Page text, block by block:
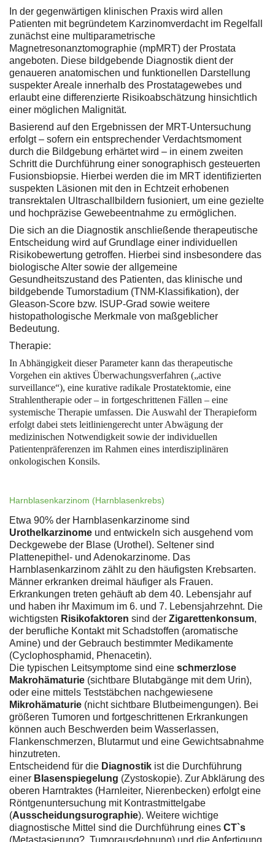
In der gegenwärtigen klinischen Praxis wird allen
Patienten mit begründetem Karzinomverdacht im Regelfall
zunächst eine multiparametrische
Magnetresonanztomographie (mpMRT) der Prostata
angeboten. Diese bildgebende Diagnostik dient der
genaueren anatomischen und funktionellen Darstellung
suspekter Areale innerhalb des Prostatagewebes und
erlaubt eine differenzierte Risikoabschätzung hinsichtlich
einer möglichen Malignität.
Basierend auf den Ergebnissen der MRT-Untersuchung
erfolgt – sofern ein entsprechender Verdachtsmoment
durch die Bildgebung erhärtet wird – in einem zweiten
Schritt die Durchführung einer sonographisch gesteuerten
Fusionsbiopsie. Hierbei werden die im MRT identifizierten
suspekten Läsionen mit den in Echtzeit erhobenen
transrektalen Ultraschallbildern fusioniert, um eine gezielte
und hochpräzise Gewebeentnahme zu ermöglichen.
Die sich an die Diagnostik anschließende therapeutische
Entscheidung wird auf Grundlage einer individuellen
Risikobewertung getroffen. Hierbei sind insbesondere das
biologische Alter sowie der allgemeine
Gesundheitszustand des Patienten, das klinische und
bildgebende Tumorstadium (TNM-Klassifikation), der
Gleason-Score bzw. ISUP-Grad sowie weitere
histopathologische Merkmale von maßgeblicher
Bedeutung.
Therapie:
In Abhängigkeit dieser Parameter kann das therapeutische
Vorgehen ein aktives Überwachungsverfahren („active
surveillance“), eine kurative radikale Prostatektomie, eine
Strahlentherapie oder – in fortgeschrittenen Fällen – eine
systemische Therapie umfassen. Die Auswahl der Therapieform
erfolgt dabei stets leitliniengerecht unter Abwägung der
medizinischen Notwendigkeit sowie der individuellen
Patientenpräferenzen im Rahmen eines interdisziplinären
onkologischen Konsils.
Harnblasenkarzinom (Harnblasenkrebs)
Etwa 90% der Harnblasenkarzinome sind
Urothelkarzinome und entwickeln sich ausgehend vom
Deckgewebe der Blase (Urothel). Seltener sind
Plattenepithel- und Adenokarzinome. Das
Harnblasenkarzinom zählt zu den häufigsten Krebsarten.
Männer erkranken dreimal häufiger als Frauen.
Erkrankungen treten gehäuft ab dem 40. Lebensjahr auf
und haben ihr Maximum im 6. und 7. Lebensjahrzehnt. Die
wichtigsten Risikofaktoren sind der Zigarettenkonsum,
der berufliche Kontakt mit Schadstoffen (aromatische
Amine) und der Gebrauch bestimmter Medikamente
(Cyclophosphamid, Phenacetin).
Die typischen Leitsymptome sind eine schmerzlose
Makrohämaturie (sichtbare Blutabgänge mit dem Urin),
oder eine mittels Teststäbchen nachgewiesene
Mikrohämaturie (nicht sichtbare Blutbeimengungen). Bei
größeren Tumoren und fortgeschrittenen Erkrankungen
können auch Beschwerden beim Wasserlassen,
Flankenschmerzen, Blutarmut und eine Gewichtsabnahme
hinzutreten.
Entscheidend für die Diagnostik ist die Durchführung
einer Blasenspiegelung (Zystoskopie). Zur Abklärung des
oberen Harntraktes (Harnleiter, Nierenbecken) erfolgt eine
Röntgenuntersuchung mit Kontrastmittelgabe
(Ausscheidungsurographie). Weitere wichtige
diagnostische Mittel sind die Durchführung eines CT`s
(Metastasierung?, Tumorausdehnung) und die Anfertigung